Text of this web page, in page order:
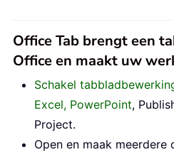
Office Tab brengt een
Office en maakt uw
Schakel
Excel, PowerPoint,
Project.
Open en maak meerdere